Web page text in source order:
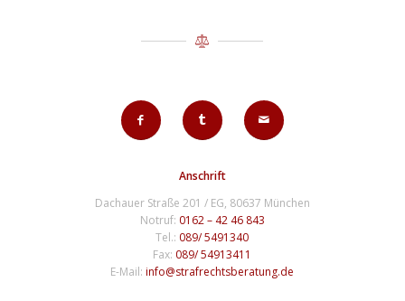
Anschrift
Dachauer Straße 201 / EG, 80637 München
Notruf: 0162 – 42 46 843
Tel.: 089/ 5491340
Fax: 089/ 54913411
E-Mail:info@strafrechtsberatung.de